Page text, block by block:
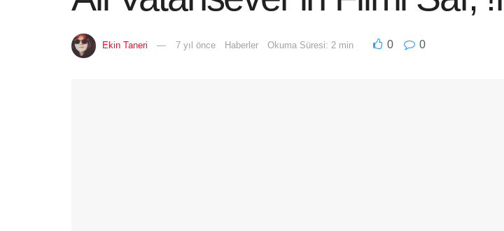
Ekin Taneri 7 yıl önce Haberler Okuma Süresi: 2 min 0 0